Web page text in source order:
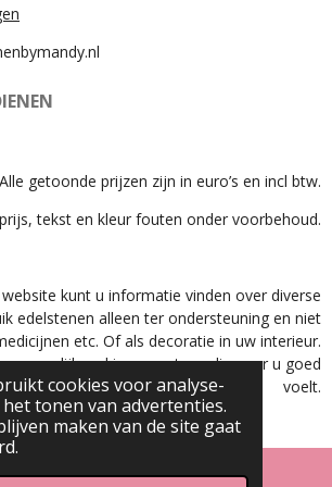
cookies voor analyse-
tonen van advertenties.
maken van de site gaat
Alle getoonde prijzen zijn in euro’s en incl btw.
prijs, tekst en kleur fouten onder voorbehoud.
kunt u informatie vinden over diverse
edelstenen alleen ter ondersteuning en niet
etc. Of als decoratie in uw interieur.
en kies een steen die voor u goed
voelt.